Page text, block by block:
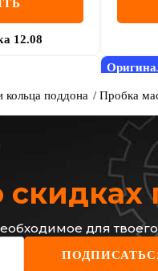
12.08
Болт
кольца поддона Пробка
скидках
для твоего